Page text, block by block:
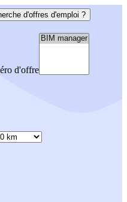
d'offres d'emploi ?
d'offre